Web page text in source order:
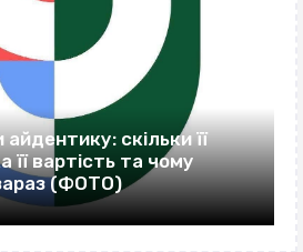
скільки її
її вартість та чому
(ФОТО)